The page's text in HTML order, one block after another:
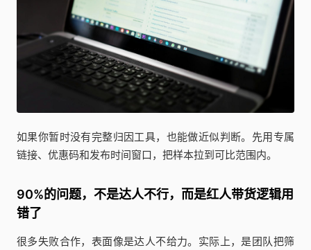
如果你暂时没有完整归因工具，也能做近似判断。先用专属
链接、优惠码和发布时间窗口，把样本拉到可比范围内。
90%的问题，不是达人不行，而是红人带货逻辑用
错了
很多失败合作，表面像是达人不给力。实际上，是团队把筛